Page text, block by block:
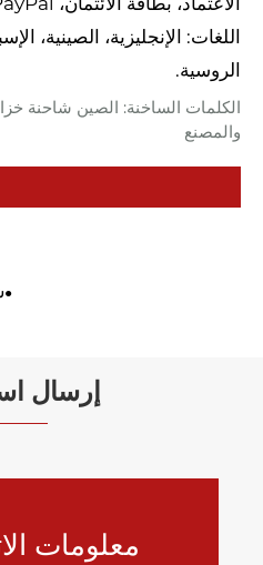
اللغات: الإنجليزية، الصينية،
الروسية.
الكلمات الساخنة: الصين شاحنة
والمصنع
إرسال
معلومات